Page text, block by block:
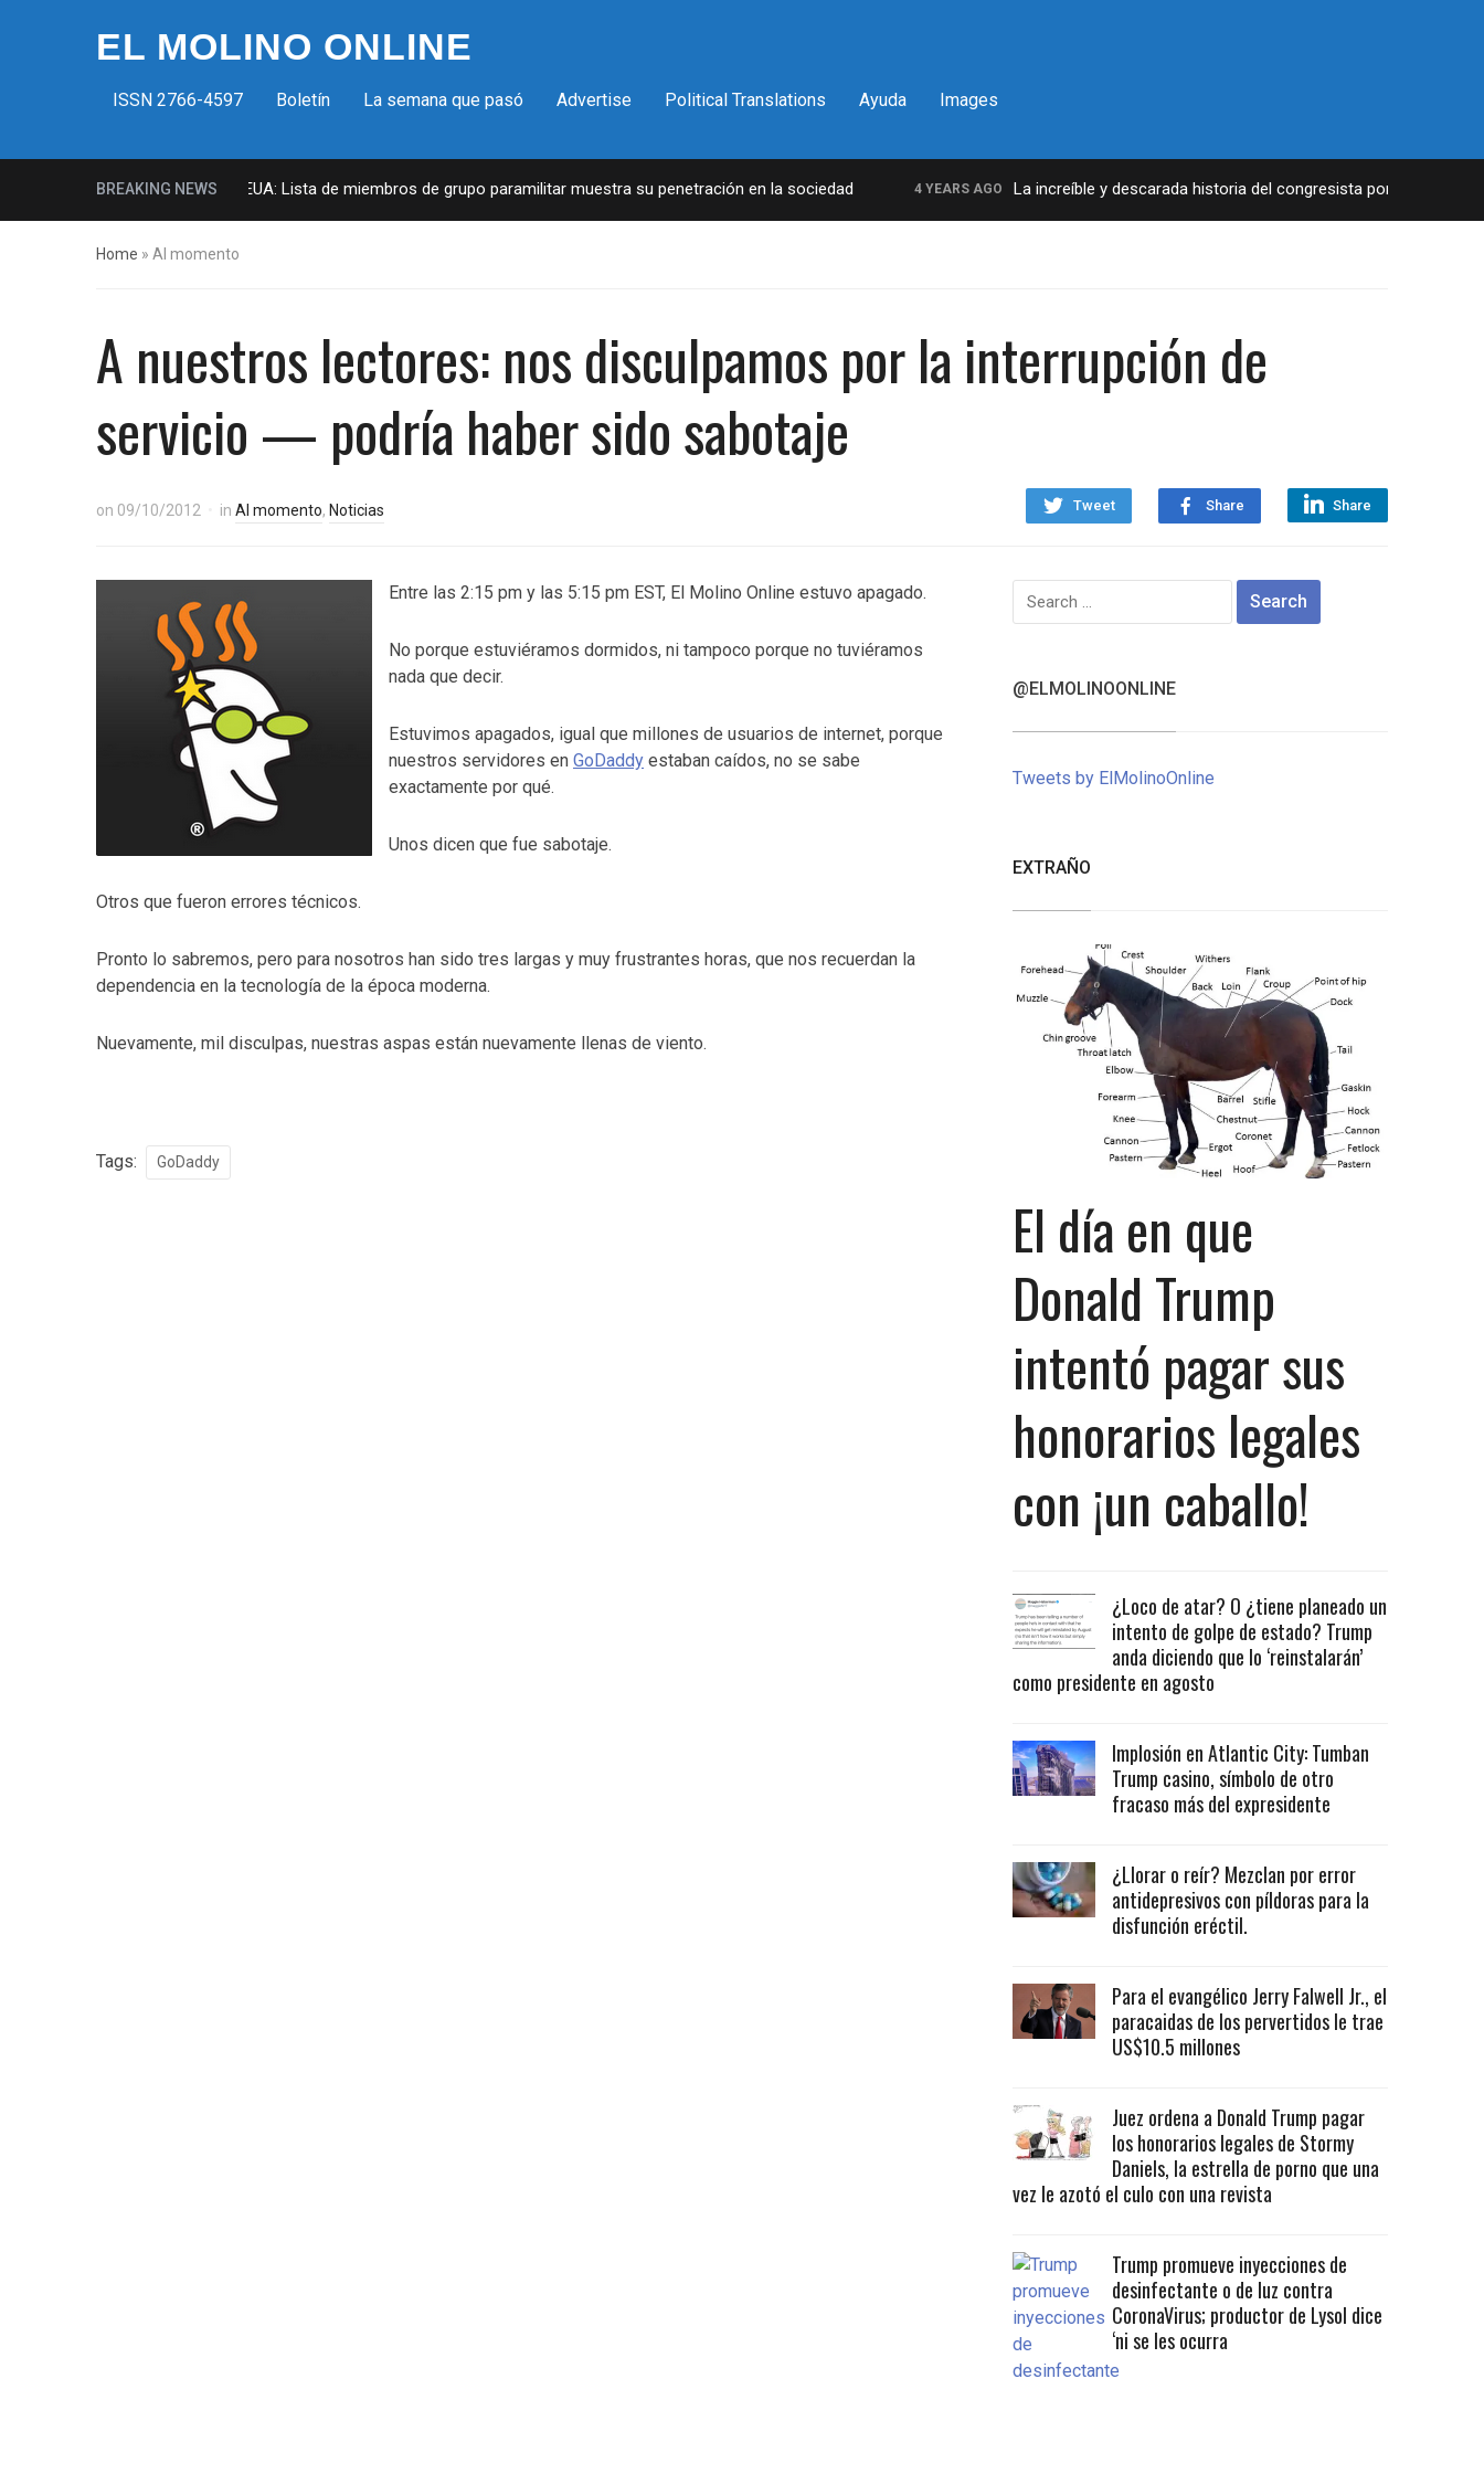
EL MOLINO ONLINE
ISSN 2766-4597 Boletín La semana que pasó Advertise Political Translations Ayuda Images
BREAKING NEWS
Milicias fascistas en EUA: Lista de miembros de grupo paramilitar muestra su penetración en la sociedad 4 YEARS AGO La increíble y descarada historia del congresista por NY George
Home » Al momento
A nuestros lectores: nos disculpamos por la interrupción de
servicio — podría haber sido sabotaje
Tweet Share Share
on 09/10/2012 in Al momento, Noticias
Entre las 2:15 pm y las 5:15 pm EST, El Molino Online estuvo apagado.
No porque estuviéramos dormidos, ni tampoco porque no tuviéramos
nada que decir.
Estuvimos apagados, igual que millones de usuarios de internet, porque
nuestros servidores en GoDaddy estaban caídos, no se sabe
exactamente por qué.
Unos dicen que fue sabotaje.
Otros que fueron errores técnicos.
Pronto lo sabremos, pero para nosotros han sido tres largas y muy frustrantes horas, que nos recuerdan la
dependencia en la tecnología de la época moderna.
Nuevamente, mil disculpas, nuestras aspas están nuevamente llenas de viento.
Tags: GoDaddy
Search
for:
@ELMOLINOONLINE
Tweets by ElMolinoOnline
EXTRAÑO
El día en que
Donald Trump
intentó pagar sus
honorarios legales
con ¡un caballo!
¿Loco de atar? O ¿tiene planeado un
intento de golpe de estado? Trump
anda diciendo que lo ‘reinstalarán’
como presidente en agosto
Implosión en Atlantic City: Tumban
Trump casino, símbolo de otro
fracaso más del expresidente
¿Llorar o reír? Mezclan por error
antidepresivos con píldoras para la
disfunción eréctil.
Para el evangélico Jerry Falwell Jr., el
paracaidas de los pervertidos le trae
US$10.5 millones
Juez ordena a Donald Trump pagar
los honorarios legales de Stormy
Daniels, la estrella de porno que una
vez le azotó el culo con una revista
Trump promueve inyecciones de
desinfectante o de luz contra
CoronaVirus; productor de Lysol dice
‘ni se les ocurra